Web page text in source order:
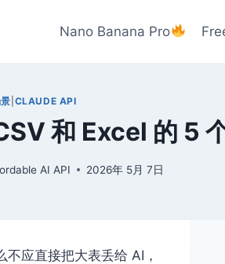
Nano Banana Pro
CLAUDE API
和 Excel 的 5
AI API 2026年 5月 7日
应直接把大表丢给 AI，